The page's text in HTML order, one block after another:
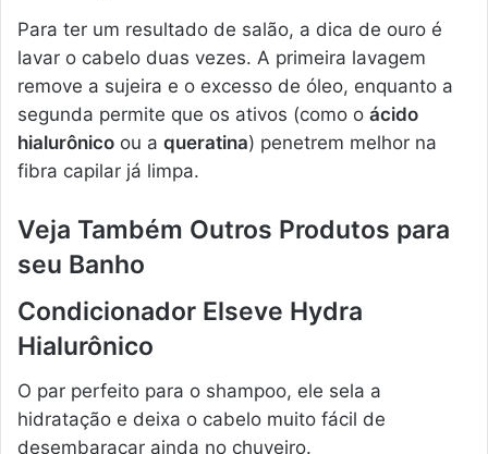
Para ter um resultado de salão, a dica de ouro é
lavar o cabelo duas vezes. A primeira lavagem
remove a sujeira e o excesso de óleo, enquanto a
segunda permite que os ativos (como o ácido
hialurônico ou a queratina) penetrem melhor na
fibra capilar já limpa.
Veja Também Outros Produtos para
seu Banho
Condicionador Elseve Hydra
Hialurônico
O par perfeito para o shampoo, ele sela a
hidratação e deixa o cabelo muito fácil de
desembaraçar ainda no chuveiro.